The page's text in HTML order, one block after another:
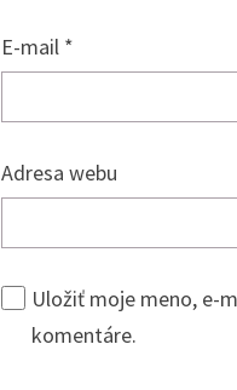
E-mail *
Adresa webu
Uložiť moje meno, e-
komentáre.